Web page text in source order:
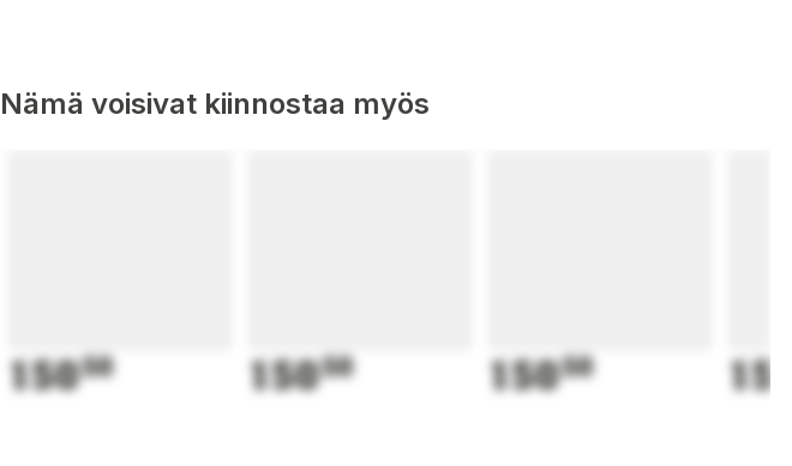
Nämä voisivat kiinnostaa myös
15050 15050 15050